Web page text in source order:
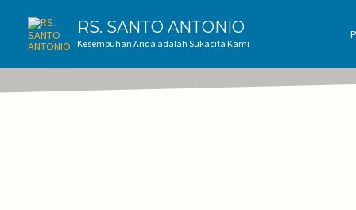
RS. SANTO ANTONIO
Kesembuhan Anda adalah Sukacita Kami
RAWAT INAP